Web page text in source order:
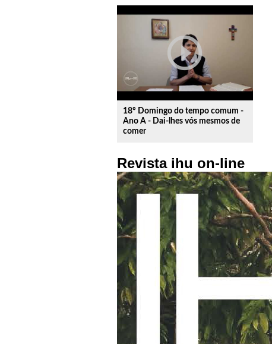
play_circle_outline
18º Domingo do tempo comum -
Ano A - Dai-lhes vós mesmos de
comer
Revista ihu on-line